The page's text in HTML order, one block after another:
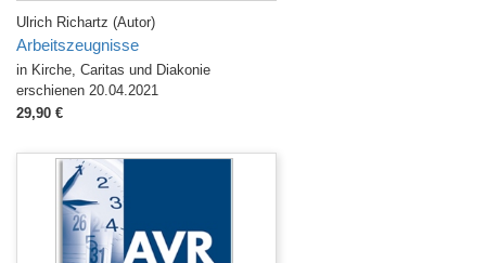
Ulrich Richartz (Autor)
Arbeitszeugnisse
in Kirche, Caritas und Diakonie
erschienen 20.04.2021
29,90 €